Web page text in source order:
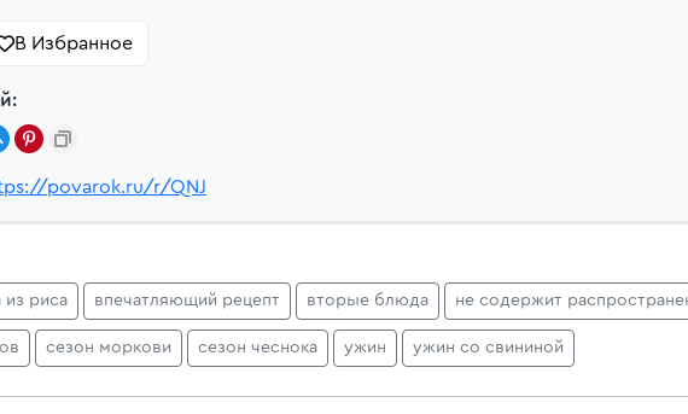
В Избранное
povarok.ru/r/QNJ
риса впечатляющий рецепт вторые блюда не содержит
сезон моркови сезон чеснока ужин ужин со свининой